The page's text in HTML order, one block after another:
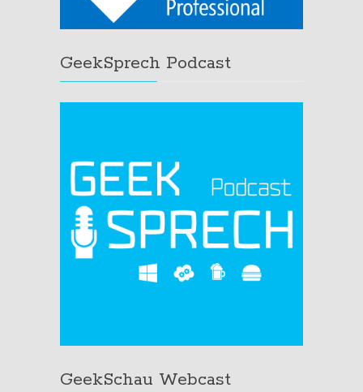
GeekSprech Podcast
GeekSchau Webcast